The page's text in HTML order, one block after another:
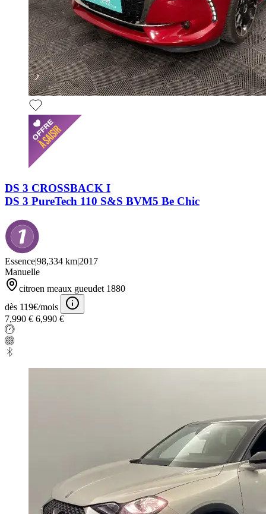
DS 3 CROSSBACK I
DS 3 PureTech 110 S&S BVM5 Be Chic
Essence|98,334 km|2017
Manuelle
citroen meaux gueudet 1880
dès 119€/mois
7,990 € 6,990 €